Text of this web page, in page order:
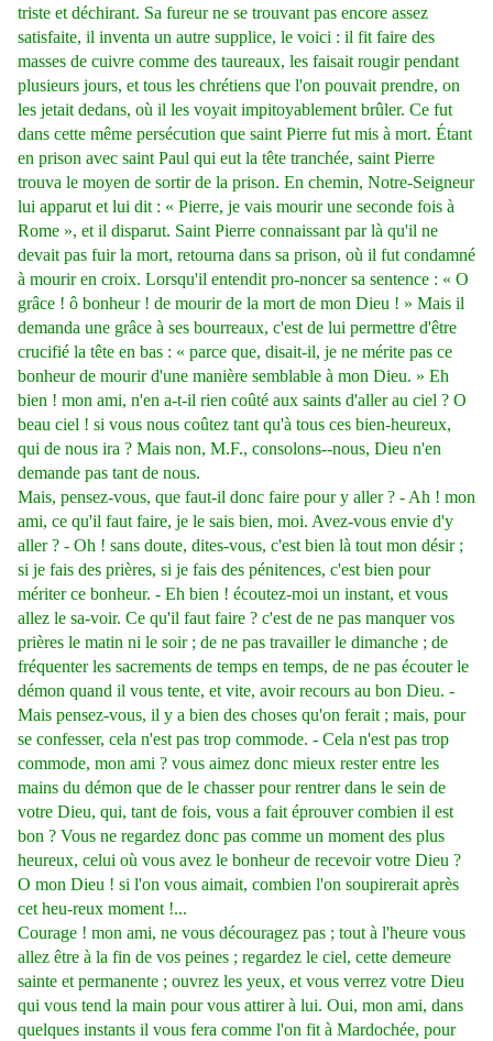
triste et déchirant. Sa fureur ne se trouvant pas encore assez
satisfaite, il inventa un autre supplice, le voici : il fit faire des
masses de cuivre comme des taureaux, les faisait rougir pendant
plusieurs jours, et tous les chrétiens que l'on pouvait prendre, on
les jetait dedans, où il les voyait impitoyablement brûler. Ce fut
dans cette même persécution que saint Pierre fut mis à mort. Étant
en prison avec saint Paul qui eut la tête tranchée, saint Pierre
trouva le moyen de sortir de la prison. En chemin, Notre-Seigneur
lui apparut et lui dit : « Pierre, je vais mourir une seconde fois à
Rome », et il disparut. Saint Pierre connaissant par là qu'il ne
devait pas fuir la mort, retourna dans sa prison, où il fut condamné
à mourir en croix. Lorsqu'il entendit pro-noncer sa sentence : « O
grâce ! ô bonheur ! de mourir de la mort de mon Dieu ! » Mais il
demanda une grâce à ses bourreaux, c'est de lui permettre d'être
crucifié la tête en bas : « parce que, disait-il, je ne mérite pas ce
bonheur de mourir d'une manière semblable à mon Dieu. » Eh
bien ! mon ami, n'en a-t-il rien coûté aux saints d'aller au ciel ? O
beau ciel ! si vous nous coûtez tant qu'à tous ces bien-heureux,
qui de nous ira ? Mais non, M.F., consolons--nous, Dieu n'en
demande pas tant de nous.
Mais, pensez-vous, que faut-il donc faire pour y aller ? - Ah ! mon
ami, ce qu'il faut faire, je le sais bien, moi. Avez-vous envie d'y
aller ? - Oh ! sans doute, dites-vous, c'est bien là tout mon désir ;
si je fais des prières, si je fais des pénitences, c'est bien pour
mériter ce bonheur. - Eh bien ! écoutez-moi un instant, et vous
allez le sa-voir. Ce qu'il faut faire ? c'est de ne pas manquer vos
prières le matin ni le soir ; de ne pas travailler le dimanche ; de
fréquenter les sacrements de temps en temps, de ne pas écouter le
démon quand il vous tente, et vite, avoir recours au bon Dieu. -
Mais pensez-vous, il y a bien des choses qu'on ferait ; mais, pour
se confesser, cela n'est pas trop commode. - Cela n'est pas trop
commode, mon ami ? vous aimez donc mieux rester entre les
mains du démon que de le chasser pour rentrer dans le sein de
votre Dieu, qui, tant de fois, vous a fait éprouver combien il est
bon ? Vous ne regardez donc pas comme un moment des plus
heureux, celui où vous avez le bonheur de recevoir votre Dieu ?
O mon Dieu ! si l'on vous aimait, combien l'on soupirerait après
cet heu-reux moment !...
Courage ! mon ami, ne vous découragez pas ; tout à l'heure vous
allez être à la fin de vos peines ; regardez le ciel, cette demeure
sainte et permanente ; ouvrez les yeux, et vous verrez votre Dieu
qui vous tend la main pour vous attirer à lui. Oui, mon ami, dans
quelques instants il vous fera comme l'on fit à Mardochée, pour